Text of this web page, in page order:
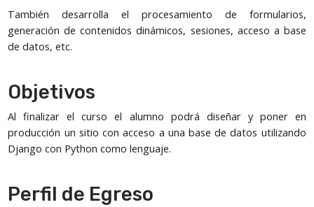
También desarrolla el procesamiento de formularios,
generación de contenidos dinámicos, sesiones, acceso a base
de datos, etc.
Objetivos
Al finalizar el curso el alumno podrá diseñar y poner en
producción un sitio con acceso a una base de datos utilizando
Django con Python como lenguaje.
Perfil de Egreso